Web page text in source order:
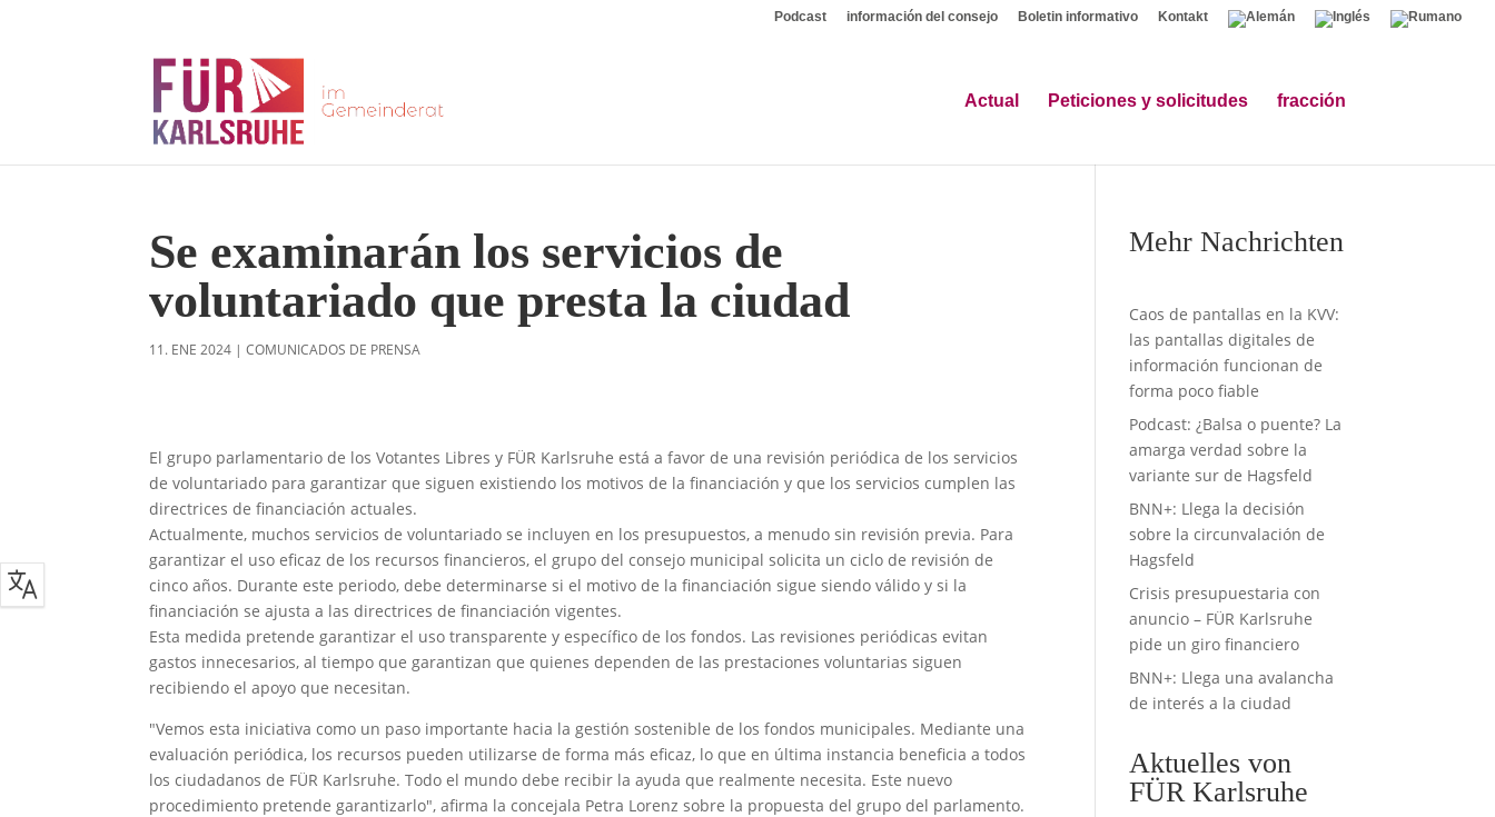
Podcast información del consejo Boletin informativo Kontakt
Actual Peticiones y solicitudes fracción
Se examinarán los servicios de
voluntariado que presta la ciudad
11. ENE 2024 |COMUNICADOS DE PRENSA
El grupo parlamentario de los Votantes Libres y FÜR Karlsruhe está a favor de una revisión periódica de los servicios
de voluntariado para garantizar que siguen existiendo los motivos de la financiación y que los servicios cumplen las
directrices de financiación actuales.
Actualmente, muchos servicios de voluntariado se incluyen en los presupuestos, a menudo sin revisión previa. Para
garantizar el uso eficaz de los recursos financieros, el grupo del consejo municipal solicita un ciclo de revisión de
cinco años. Durante este periodo, debe determinarse si el motivo de la financiación sigue siendo válido y si la
financiación se ajusta a las directrices de financiación vigentes.
Esta medida pretende garantizar el uso transparente y específico de los fondos. Las revisiones periódicas evitan
gastos innecesarios, al tiempo que garantizan que quienes dependen de las prestaciones voluntarias siguen
recibiendo el apoyo que necesitan.
"Vemos esta iniciativa como un paso importante hacia la gestión sostenible de los fondos municipales. Mediante una
evaluación periódica, los recursos pueden utilizarse de forma más eficaz, lo que en última instancia beneficia a todos
los ciudadanos de FÜR Karlsruhe. Todo el mundo debe recibir la ayuda que realmente necesita. Este nuevo
procedimiento pretende garantizarlo", afirma la concejala Petra Lorenz sobre la propuesta del grupo del parlamento.
Mehr Nachrichten
Caos de pantallas en la KVV:
las pantallas digitales de
información funcionan de
forma poco fiable
Podcast: ¿Balsa o puente? La
amarga verdad sobre la
variante sur de Hagsfeld
BNN+: Llega la decisión
sobre la circunvalación de
Hagsfeld
Crisis presupuestaria con
anuncio – FÜR Karlsruhe
pide un giro financiero
BNN+: Llega una avalancha
de interés a la ciudad
Aktuelles von
FÜR Karlsruhe